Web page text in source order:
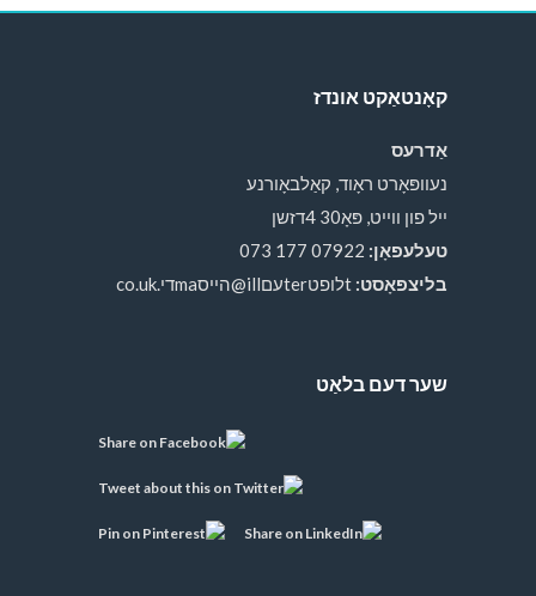
קאָנטאַקט אונדז
אַדרעס
נעוופּאָרט ראָוד, קאַלבאָורנע
ייל פון ווייט, פּאָ30 4דזשן
טעלעפאָן:
בליצפּאָסט: tלופטterעםill@הייסmaדי.co.uk
שער דעם בלאַט